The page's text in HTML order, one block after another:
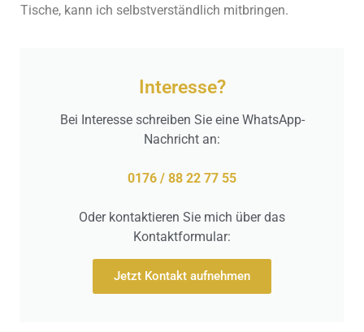
Tische, kann ich selbstverständlich mitbringen.
Interesse?
Bei Interesse schreiben Sie eine WhatsApp-
Nachricht an:
0176 / 88 22 77 55
Oder kontaktieren Sie mich über das
Kontaktformular:
Jetzt Kontakt aufnehmen